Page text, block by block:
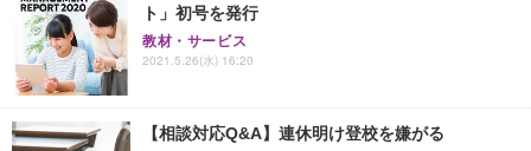
ト」初号を発行
教材・サービス
2021.5.26(水) 16:20
【相談対応Q&A】連休明け登校を嫌がる